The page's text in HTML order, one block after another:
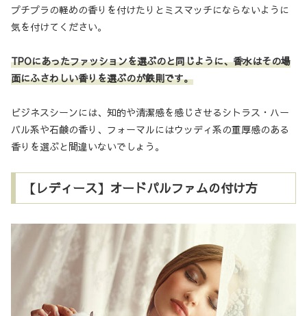
プチプラの軽めの香りを付けたりとミスマッチにならないように
気を付けてください。
TPOにあったファッションを選ぶのと同じように、香水はその場
面にふさわしい香りを選ぶのが鉄則です。
ビジネスシーンには、知的や清潔感を感じさせるシトラス・ハー
バル系や石鹸の香り、フォーマルにはウッディ系の重厚感のある
香りを選ぶと間違いないでしょう。
【レディース】オードパルファムの付け方